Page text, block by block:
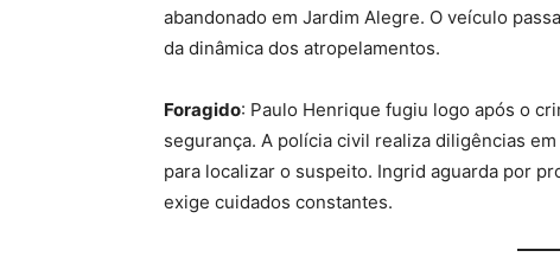
abandonado em Jardim Alegre. O veículo
da dinâmica dos atropelamentos.
Foragido: Paulo Henrique fugiu logo após o
segurança. A polícia civil realiza diligências
para localizar o suspeito. Ingrid aguarda por
exige cuidados constantes.